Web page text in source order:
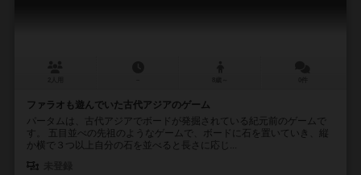
ファラオも遊んでいた古代アジアのゲーム
パータムは、古代アジアでボードが発掘されている紀元前のゲームで
す。 五目並べの先祖のようなゲームで、ボードに石を置いていき、縦
か横で３つ以上自分の石を並べると長さに応じ...